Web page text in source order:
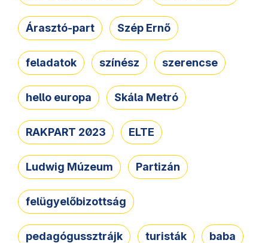
Árasztó-part Szép Ernő
feladatok színész szerencse
hello europa Skála Metró
RAKPART 2023 ELTE
Ludwig Múzeum Partizán
felügyelőbizottság
pedagógussztrájk turisták baba